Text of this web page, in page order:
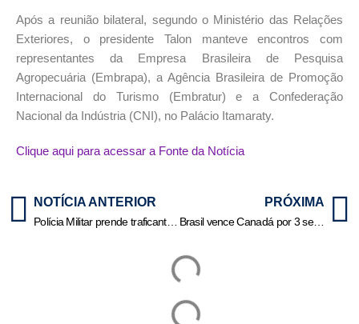
Após a reunião bilateral, segundo o Ministério das Relações
Exteriores, o presidente Talon manteve encontros com
representantes da Empresa Brasileira de Pesquisa
Agropecuária (Embrapa), a Agência Brasileira de Promoção
Internacional do Turismo (Embratur) e a Confederação
Nacional da Indústria (CNI), no Palácio Itamaraty.
Clique aqui para acessar a Fonte da Notícia
NOTÍCIA ANTERIOR
Polícia Militar prende traficante, apreende 25 quilos de drogas e causa prejuízo de R$ 79 mil às facções criminosas
PRÓXIMA
Brasil vence Canadá por 3 sets a 0 na Liga das Nações de Vôlei